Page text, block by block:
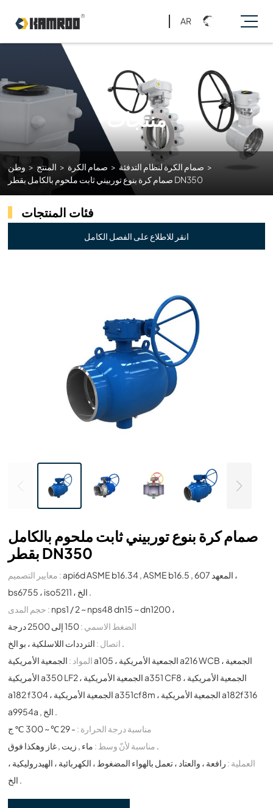
AR
منتجات
وطن > المنتج > صمام الكرة > صمام الكرة لنظام التدفئة >
صمام كرة بنوع توربيني ثابت ملحوم بالكامل بقطر DN350
فئات المنتجات
انقر للاطلاع على الفصل الكامل
صمام كرة بنوع توربيني ثابت ملحوم بالكامل
بقطر DN350
معايير التصميم :api6d ASME b16.34 , ASME b16.5 , المعهد 607 ،
bs6755 ، iso5211 ، الخ .
حجم المدى : nps1 / 2 ~ nps48 dn15 ~ dn1200 ،
الضغط الاسمي :150 إلى 2500 درجة
اتصال : الترددات اللاسلكية ، بو الخ .
المواد : الجمعية الأمريكية a105 ، الجمعية الأمريكية a216 WCB ، الجمعية
الأمريكية a350 LF2 ، الجمعية الأمريكية a351 CF8 ، الجمعية الأمريكية
a182 f304 ، الجمعية الأمريكية a351cf8m ، الجمعية الأمريكية a182f316
a9954a , الخ .
مناسبة درجة الحرارة : - 29 ℃ ~ 300 ℃ ج
مناسبة لأنّ وسط : ماء , زيت , غاز وهكذا فوق .
العملية : رافعة ، والعتاد ، تعمل بالهواء المضغوط ، الكهربائية ، الهيدروليكية ،
الخ .